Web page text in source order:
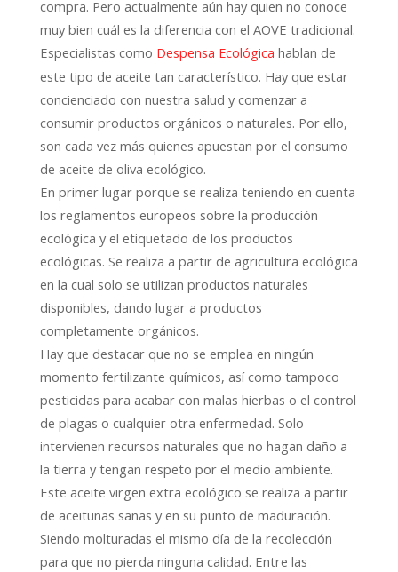
compra. Pero actualmente aún hay quien no conoce
muy bien cuál es la diferencia con el AOVE tradicional.
Especialistas como Despensa Ecológica hablan de
este tipo de aceite tan característico. Hay que estar
concienciado con nuestra salud y comenzar a
consumir productos orgánicos o naturales. Por ello,
son cada vez más quienes apuestan por el consumo
de aceite de oliva ecológico.
En primer lugar porque se realiza teniendo en cuenta
los reglamentos europeos sobre la producción
ecológica y el etiquetado de los productos
ecológicas. Se realiza a partir de agricultura ecológica
en la cual solo se utilizan productos naturales
disponibles, dando lugar a productos
completamente orgánicos.
Hay que destacar que no se emplea en ningún
momento fertilizante químicos, así como tampoco
pesticidas para acabar con malas hierbas o el control
de plagas o cualquier otra enfermedad. Solo
intervienen recursos naturales que no hagan daño a
la tierra y tengan respeto por el medio ambiente.
Este aceite virgen extra ecológico se realiza a partir
de aceitunas sanas y en su punto de maduración.
Siendo molturadas el mismo día de la recolección
para que no pierda ninguna calidad. Entre las